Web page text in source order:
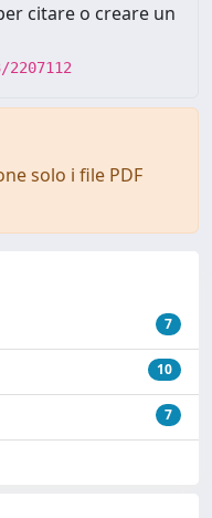
citare o creare un
solo i file PDF
7
10
7